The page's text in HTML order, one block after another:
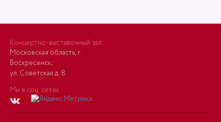
Концертно-выставочный зал
Московская область, г.
Воскресенск,
ул. Советская д. 8
Мы в соц. сетях